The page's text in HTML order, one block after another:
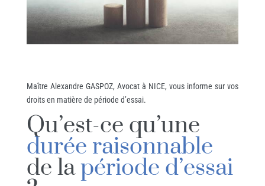
Maître Alexandre GASPOZ, Avocat à NICE, vous informe sur vos
droits en matière de période d’essai.
Qu’est-ce qu’une
durée raisonnable
de lapériode d’essai